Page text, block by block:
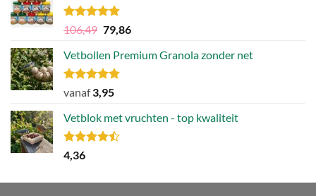
Gewaardeerd
uit 5
106,49 Oorspronkelijke
was:
106,49.
79,86Huidige
is:
Vetbollen Premium Granola zonder net
Gewaardeerd
uit 5
vanaf3,95
Vetblok met vruchten - top kwaliteit
Gewaardeerd
4.44
4,36